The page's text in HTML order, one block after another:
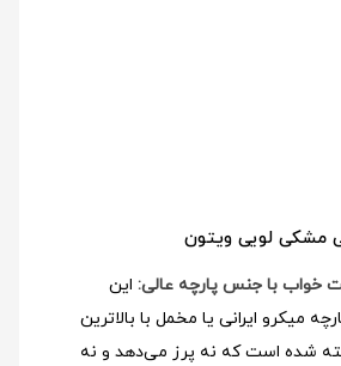
مشکی لویی ویتون
خواب با جنس پارچه عالی: این
میکرو ایرانی یا مخمل با بالاترین
شده است که نه پرز می‌دهد و نه